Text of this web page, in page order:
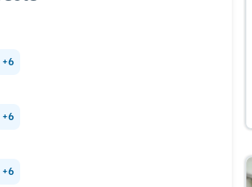
+6
+6
+6